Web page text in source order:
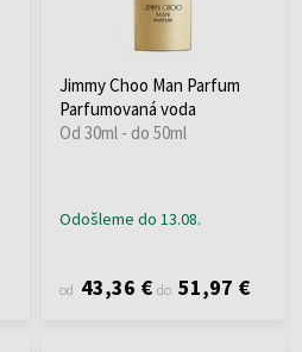
Jimmy Choo Man Parfum
Parfumovaná voda
Od 30ml - do 50ml
Odošleme do 13.08.
od 43,36 € do 51,97 €